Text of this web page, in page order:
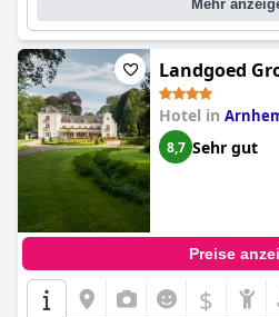
beschreiben sie als eine der besten,
Hotel bietet auch bequeme und
seine Gäste. Insgesamt ist dasHotel
Only ein erstklassiges Hotel nur für
fantastisches Unterkunftserlebnis
Mehr
Landgoed
Hotel in
8,7 Sehr gut
Preise
$